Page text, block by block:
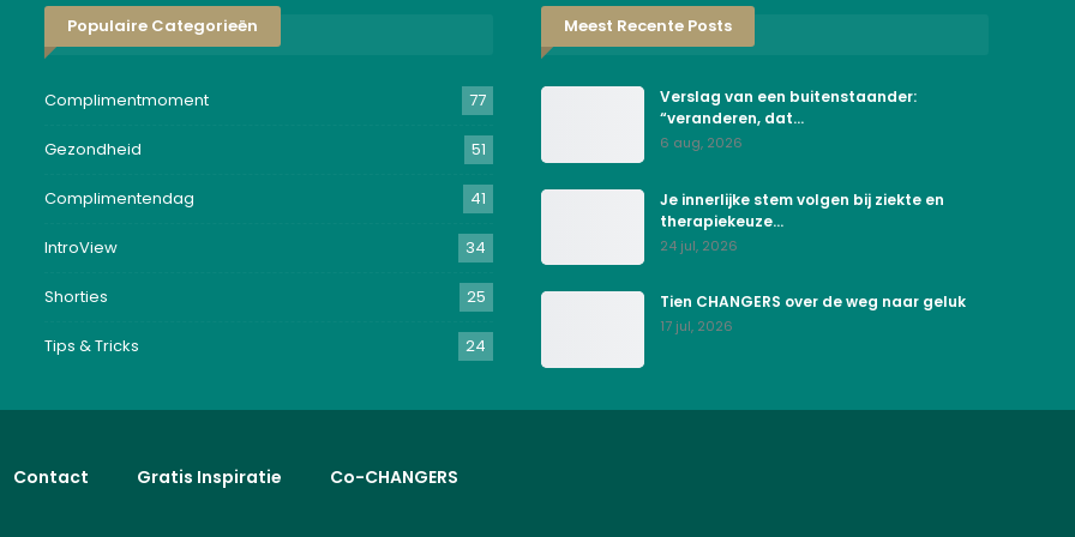
Populaire Categorieën
Complimentmoment 77
Gezondheid 51
Complimentendag 41
IntroView 34
Shorties 25
Tips & Tricks 24
Meest Recente Posts
Verslag van een buitenstaander:
“veranderen, dat…
6 aug, 2026
Je innerlijke stem volgen bij ziekte en
therapiekeuze…
24 jul, 2026
Tien CHANGERS over de weg naar geluk
17 jul, 2026
Contact Gratis Inspiratie Co-CHANGERS